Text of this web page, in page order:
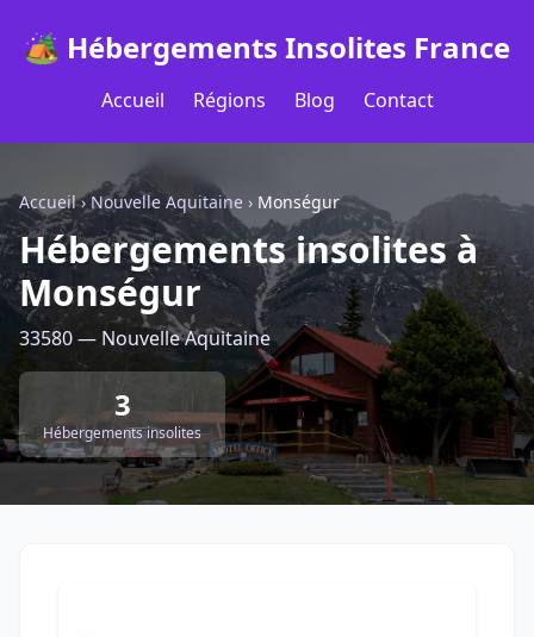
🏕️ Hébergements Insolites France
Accueil Régions Blog Contact
Accueil›Nouvelle Aquitaine › Monségur
Hébergements insolites à
Monségur
33580 — Nouvelle Aquitaine
3
Hébergements insolites